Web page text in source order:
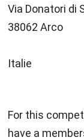
Via Donatori di
38062 Arco
Italie
For this
have a